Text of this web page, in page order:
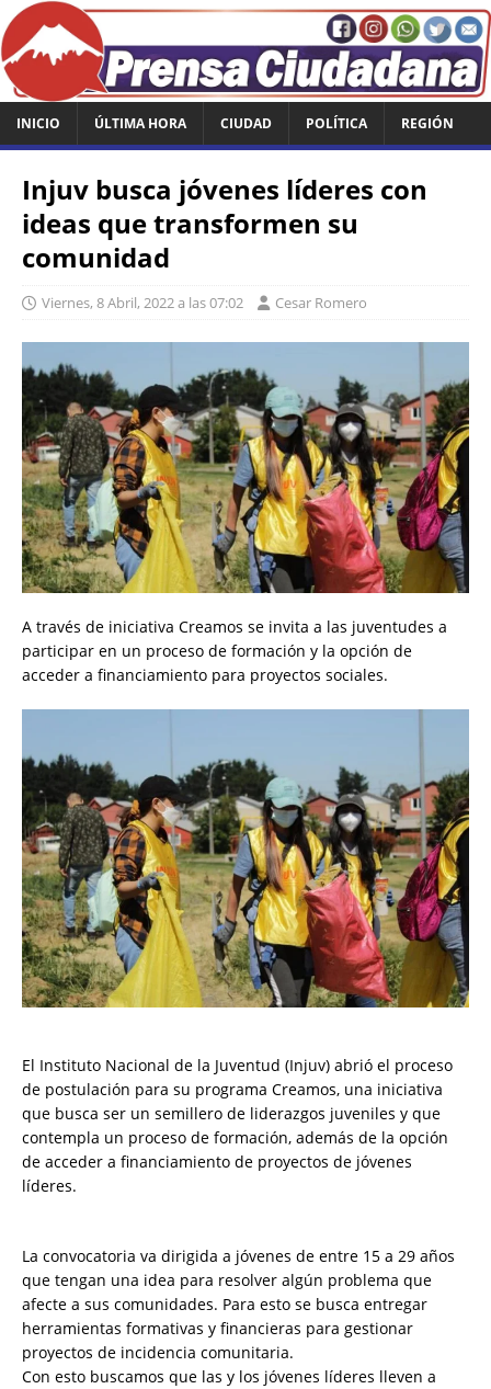
INICIO ÚLTIMA HORA CIUDAD POLÍTICA REGIÓN
Injuv busca jóvenes líderes con
ideas que transformen su
comunidad
Viernes, 8 Abril, 2022 a las 07:02 Cesar Romero
A través de iniciativa Creamos se invita a las juventudes a
participar en un proceso de formación y la opción de
acceder a financiamiento para proyectos sociales.
El Instituto Nacional de la Juventud (Injuv) abrió el proceso
de postulación para su programa Creamos, una iniciativa
que busca ser un semillero de liderazgos juveniles y que
contempla un proceso de formación, además de la opción
de acceder a financiamiento de proyectos de jóvenes
líderes.
La convocatoria va dirigida a jóvenes de entre 15 a 29 años
que tengan una idea para resolver algún problema que
afecte a sus comunidades. Para esto se busca entregar
herramientas formativas y financieras para gestionar
proyectos de incidencia comunitaria.
Con esto buscamos que las y los jóvenes líderes lleven a